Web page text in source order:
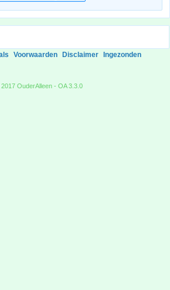
Voorwaarden Disclaimer Ingezonden
OuderAlleen - OA 3.3.0